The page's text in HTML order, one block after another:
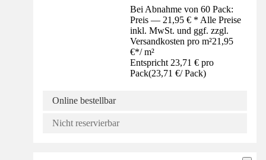
Bei Abnahme von 60 Pack:
Preis — 21,95 € * Alle Preise
inkl. MwSt. und ggf. zzgl.
Versandkosten pro m²21,95
€*/ m²
Entspricht 23,71 € pro
Pack(23,71 €/ Pack)
Online bestellbar
Nicht reservierbar